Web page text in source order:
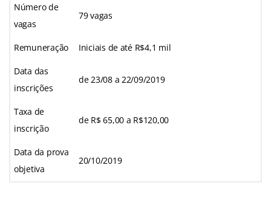
Número de
vagas
79 vagas
Remuneração Iniciais de até R$4,1 mil
Data das
inscrições
de 23/08 a 22/09/2019
Taxa de
inscrição
de R$ 65,00 a R$120,00
Data da prova
objetiva
20/10/2019